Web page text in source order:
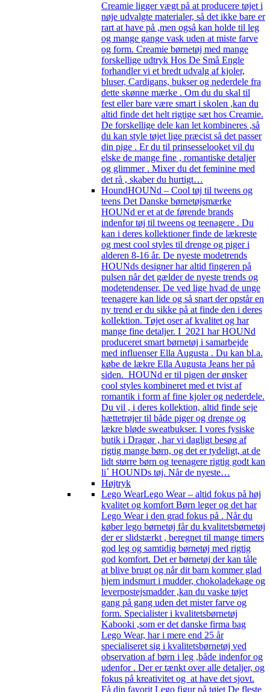
Creamie ligger vægt på at producere tøjet i
nøje udvalgte materialer, så det ikke bare er
rart at have på ,men også kan holde til leg
og mange gange vask uden at miste farve
og form. Creamie børnetøj med mange
forskellige udtryk Hos De Små Engle
forhandler vi et bredt udvalg af kjoler,
bluser, Cardigans, bukser og nederdele fra
dette skønne mærke . Om du du skal til
fest eller bare være smart i skolen ,kan du
altid finde det helt rigtige sæt hos Creamie.
De forskellige dele kan let kombineres ,så
du kan style tøjet lige præcist så det passer
din pige . Er du til prinsesselooket vil du
elske de mange fine , romantiske detaljer
og glimmer . Mixer du det feminine med
det rå , skaber du hurtigt…
HoundHOUNd – Cool tøj til tweens og
teens Det Danske børnetøjsmærke
HOUNd er et at de førende brands
indenfor tøj til tweens og teenagere . Du
kan i deres kollektioner finde de lækreste
og mest cool styles til drenge og piger i
alderen 8-16 år. De nyeste modetrends
HOUNds designer har altid fingeren på
pulsen når det gælder de nyeste trends og
modetendenser. De ved lige hvad de unge
teenagere kan lide og så snart der opstår en
ny trend er du sikke på at finde den i deres
kolIektion. Tøjet oser af kvalitet og har
mange fine detaljer. I 2021 har HOUNd
produceret smart børnetøj i samarbejde
med influenser Ella Augusta . Du kan bl.a.
købe de lækre Ella Augusta Jeans her på
siden. HOUNd er til pigen der ønsker
cool styles kombineret med et tvist af
romantik i form af fine kjoler og nederdele.
Du vil , i deres kollektion, altid finde seje
hættetrøjer til både piger og drenge og
lækre bløde sweatbukser. I vores fysiske
butik i Dragør , har vi dagligt besøg af
rigtig mange børn, og det er tydeligt, at de
lidt større børn og teenagere rigtig godt kan
li´ HOUNDs tøj. Når de nyeste…
Højtryk
Lego WearLego Wear – altid fokus på høj
kvalitet og komfort Børn leger og det har
Lego Wear i den grad fokus på . Når du
køber lego børnetøj får du kvalitetsbørnetøj
der er slidstærkt , beregnet til mange timers
god leg og samtidig børnetøj med rigtig
god komfort. Det er børnetøj der kan tåle
at blive brugt og når dit barn kommer glad
hjem indsmurt i mudder, chokoladekage og
leverpostejsmadder ,kan du vaske tøjet
gang på gang uden det mister farve og
form. Specialister i kvalitetsbørnetøj
Kabooki ,som er det danske firma bag
Lego Wear, har i mere end 25 år
specialiseret sig i kvalitetsbørnetøj ved
observation af børn i leg ,både indenfor og
udenfor . Der er tænkt over alle detaljer, og
fokus på kreativitet og at have det sjovt.
Få din favorit Lego figur på tøjet De fleste